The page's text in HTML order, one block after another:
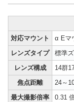
対応マウント
α Eマ
レンズタイプ
標準
レンズ構成
14群
焦点距離
24～
最大撮影倍率
0.31